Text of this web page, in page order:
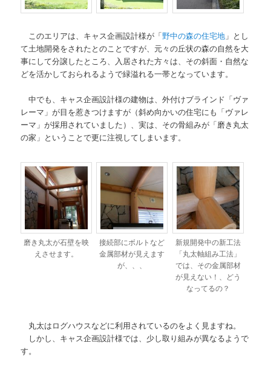
このエリアは、キャス企画設計様が「野中の森の住宅地 」とし
て土地開発をされたとのことですが、元々の丘状の森の自然を大
事にして分譲したところ、入居された方々は、その斜面・自然な
どを活かしておられるようで緑溢れる一帯となっています。
中でも、キャス企画設計様の建物は、外付けブラインド「ヴァ
レーマ」が目を惹きつけますが（斜め向かいの住宅にも「ヴァレ
ーマ」が採用されていました）、実は、その骨組みが「磨き丸太
の家」ということで更に注視してしまいます。
磨き丸太が石壁を映
えさせます。
接続部にボルトなど
金属部材が見えます
が、、、
新規開発中の新工法
「丸太軸組み工法」
では、その金属部材
が見えない！、どう
なってるの？
丸太はログハウスなどに利用されているのをよく見ますね。
しかし、キャス企画設計様では、少し取り組みが異なるようで
す。